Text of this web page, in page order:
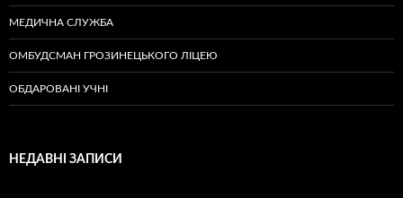
МЕДИЧНА СЛУЖБА
ОМБУДСМАН ГРОЗИНЕЦЬКОГО ЛІЦЕЮ
ОБДАРОВАНІ УЧНІ
НЕДАВНІ ЗАПИСИ